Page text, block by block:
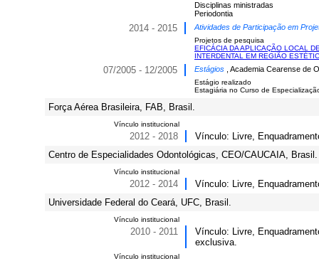
Disciplinas ministradas
Periodontia
2014 - 2015 Atividades de Participação em
Projetos de pesquisa
EFICÁCIA DA APLICAÇÃO LOCAL
INTERDENTAL EM REGIÃO
07/2005 - 12/2005 Estágios , Academia Cearense de
Estágio realizado
Estagiária no Curso de
Força Aérea Brasileira, FAB, Brasil.
Vínculo institucional
2012 - 2018
Vínculo: Livre,
Centro de Especialidades Odontológicas, CEO/CAUCAIA, Brasil.
Vínculo institucional
2012 - 2014
Vínculo: Livre,
Universidade Federal do Ceará, UFC, Brasil.
Vínculo institucional
2010 - 2011
Vínculo: Livre,
exclusiva.
Vínculo institucional